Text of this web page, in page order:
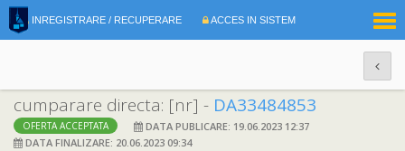
INREGISTRARE / RECUPERARE ACCES IN SISTEM
cumparare directa: [nr] - DA33484853
OFERTA ACCEPTATA
DATA PUBLICARE: 19.06.2023 12:37
DATA FINALIZARE: 20.06.2023 09:34
DATE IDENTIFICARE OFERTANT